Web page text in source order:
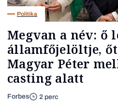
Politika
Megvan a név: ő
államfőjelöltje,
Magyar Péter
casting alatt
Forbes 2 perc